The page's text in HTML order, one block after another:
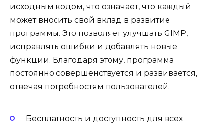
исходным кодом, что означает, что каждый
может вносить свой вклад в развитие
программы. Это позволяет улучшать GIMP,
исправлять ошибки и добавлять новые
функции. Благодаря этому, программа
постоянно совершенствуется и развивается,
отвечая потребностям пользователей.
Бесплатность и доступность для всех